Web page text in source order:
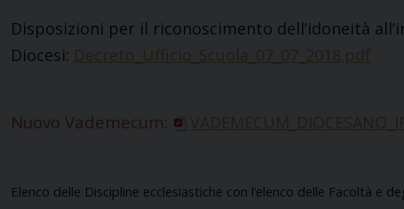
Disposizioni per il riconoscimento dell’idoneità
Diocesi: Decreto_Ufficio_Scuola_07_07_2018.pdf
Nuovo Vademecum:
Elenco delle Discipline ecclesiastiche con l’elenco delle Facoltà